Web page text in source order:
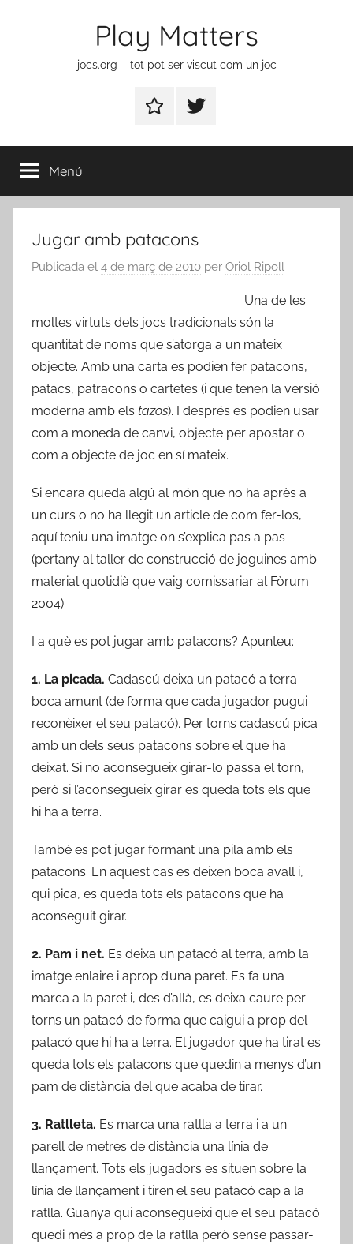
Play Matters
jocs.org – tot pot ser viscut com un joc
ContactarElement
menú
Menú
Jugar amb patacons
Publicada el 4 de març de 2010 per Oriol Ripoll
Una de les
moltes virtuts dels jocs tradicionals són la
quantitat de noms que s’atorga a un mateix
objecte. Amb una carta es podien fer patacons,
patacs, patracons o cartetes (i que tenen la versió
moderna amb els tazos). I després es podien usar
com a moneda de canvi, objecte per apostar o
com a objecte de joc en sí mateix.
Si encara queda algú al món que no ha après a
un curs o no ha llegit un article de com fer-los,
aquí teniu una imatge on s’explica pas a pas
(pertany al taller de construcció de joguines amb
material quotidià que vaig comissariar al Fòrum
2004).
I a què es pot jugar amb patacons? Apunteu:
1. La picada. Cadascú deixa un patacó a terra
boca amunt (de forma que cada jugador pugui
reconèixer el seu patacó). Per torns cadascú pica
amb un dels seus patacons sobre el que ha
deixat. Si no aconsegueix girar-lo passa el torn,
però si l’aconsegueix girar es queda tots els que
hi ha a terra.
També es pot jugar formant una pila amb els
patacons. En aquest cas es deixen boca avall i,
qui pica, es queda tots els patacons que ha
aconseguit girar.
2. Pam i net. Es deixa un patacó al terra, amb la
imatge enlaire i aprop d’una paret. Es fa una
marca a la paret i, des d’allà, es deixa caure per
torns un patacó de forma que caigui a prop del
patacó que hi ha a terra. El jugador que ha tirat es
queda tots els patacons que quedin a menys d’un
pam de distància del que acaba de tirar.
3. Ratlleta. Es marca una ratlla a terra i a un
parell de metres de distància una línia de
llançament. Tots els jugadors es situen sobre la
línia de llançament i tiren el seu patacó cap a la
ratlla. Guanya qui aconsegueixi que el seu patacó
quedi més a prop de la ratlla però sense passar-